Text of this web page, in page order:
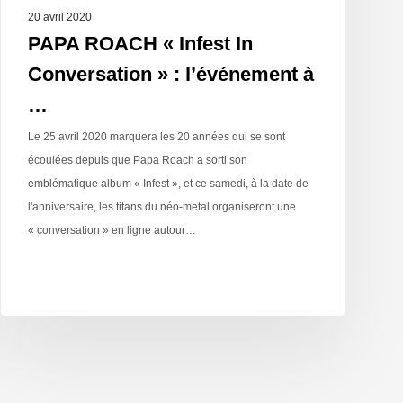
20 avril 2020
PAPA ROACH « Infest In
Conversation » : l’événement à
…
Le 25 avril 2020 marquera les 20 années qui se sont
écoulées depuis que Papa Roach a sorti son
emblématique album « Infest », et ce samedi, à la date de
l'anniversaire, les titans du néo-metal organiseront une
« conversation » en ligne autour…